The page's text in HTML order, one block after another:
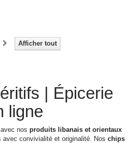
Afficher tout
| Épicerie
ligne
avec nos produits libanais et orientaux
convivialité et originalité. Nos chips